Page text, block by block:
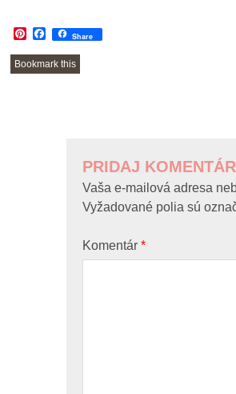
Pinterest
Facebook
Share
Bookmark this
PRIDAJ KOMENTÁR
Vaša e-mailová adresa
Vyžadované polia sú
Komentár*